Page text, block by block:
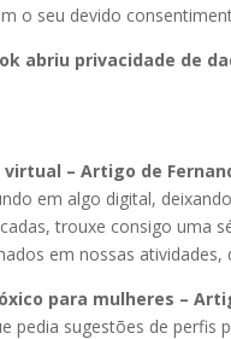
o seu devido
abriu privacidade de
– Artigo de
em algo digital,
trouxe consigo uma
em nossas atividades,
para mulheres –
pedia sugestões de perfis